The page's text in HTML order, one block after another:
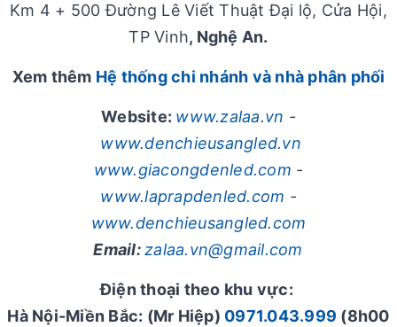
Km 4 + 500 Đường Lê Viết Thuật Đại lộ, Cửa Hội,
TP Vinh, Nghệ An.
Xem thêm Hệ thống chi nhánh và nhà phân phối
Website: www.zalaa.vn -
www.denchieusangled.vn
www.giacongdenled.com -
www.laprapdenled.com -
www.denchieusangled.com
Email:zalaa.vn@gmail.com
Điện thoại theo khu vực:
Hà Nội-Miền Bắc: (Mr Hiệp) 0971.043.999 (8h00